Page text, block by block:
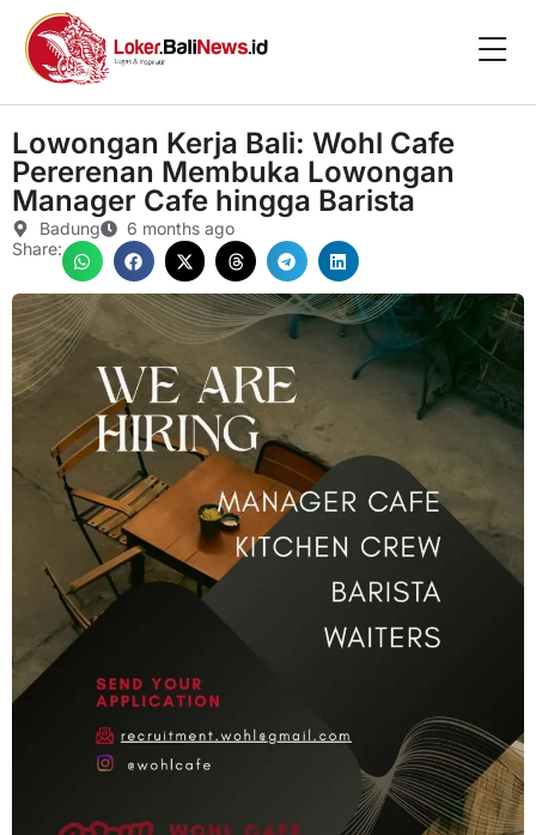
Lowongan Kerja Bali: Wohl Cafe
Pererenan Membuka Lowongan
Manager Cafe hingga Barista
Badung
6 months ago
Share: